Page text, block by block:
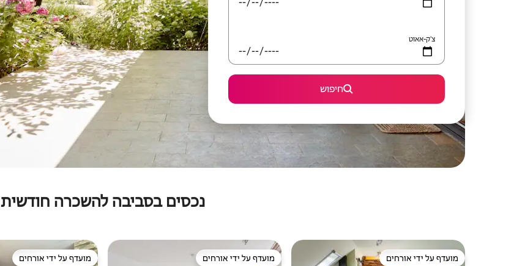
צ'ק-אאוט
חיפוש
נכסים בסביבה להשכרה חודשית
מועדף על ידי אורחים
מועדף על ידי אורחים מועדף על ידי אורחים
מועדף על ידי אורחים מועדף על ידי אורחים
מועדף על ידי אורחים